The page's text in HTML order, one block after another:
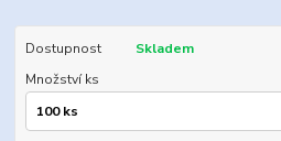
Dostupnost
Skladem
Množství ks